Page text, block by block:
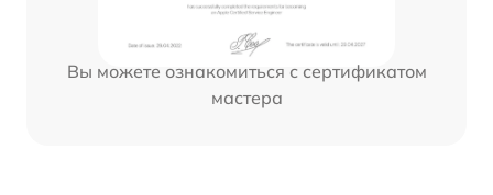
Вы можете ознакомиться с сертификатом
мастера